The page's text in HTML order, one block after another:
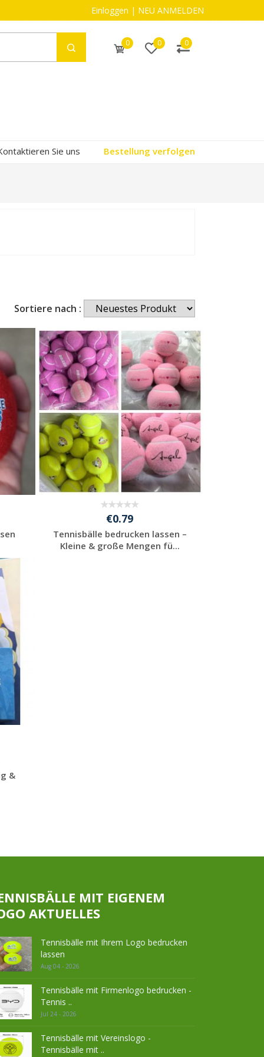
Einloggen | NEU ANMELDEN
0 0 0
Sie uns Bestellung verfolgen
Sortiere nach :
€0.79
Tennisbälle bedrucken lassen –
Kleine & große Mengen fü...
&
MIT EIGENEM
AKTUELLES
Tennisbälle mit Ihrem Logo bedrucken
lassen
Aug 04 - 2026
Tennisbälle mit Firmenlogo bedrucken -
Tennis ..
Jul 24 - 2026
Tennisbälle mit Vereinslogo -
Tennisbälle mit ..